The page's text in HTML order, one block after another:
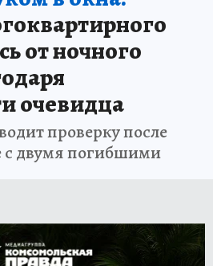
от ночного
очевидца
проверку после
с двумя погибшими